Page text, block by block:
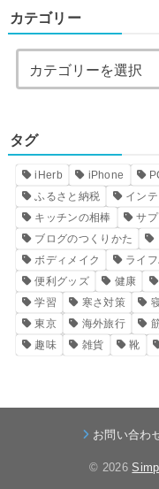
カテゴリー
タグ
iHerb iPhone
ふるさと納税
イン
キッチンの相棒
サプ
ブログのつくりかた
ボディメイク
ライ
便利グッズ
健康
学習
寒さ対策
東京
海外旅行
趣味
雑貨 靴
お問い合わ
© 2026